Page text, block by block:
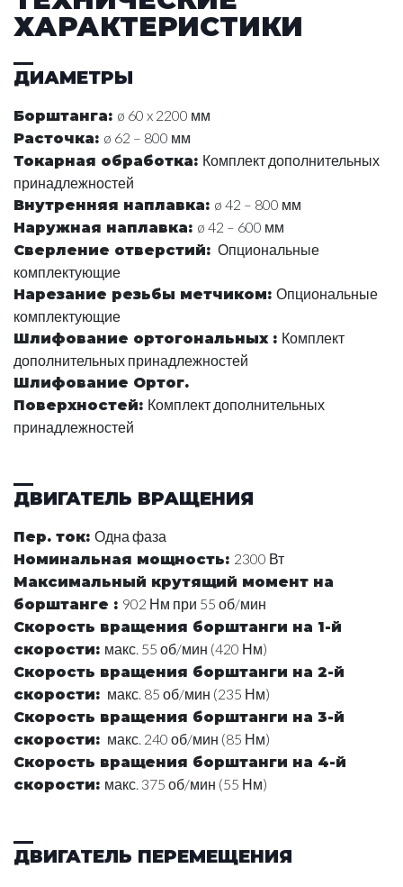
ХАРАКТЕРИСТИКИ
ДИАМЕТРЫ
Борштанга: ø 60 x 2200 мм
Расточка: ø 62 – 800 мм
Токарная обработка: Комплект дополнительных
принадлежностей
Внутренняя наплавка: ø 42 – 800 мм
Наружная наплавка: ø 42 – 600 мм
Сверление отверстий: Опциональные
комплектующие
Нарезание резьбы метчиком: Опциональные
комплектующие
Шлифование ортогональных : Комплект
дополнительных принадлежностей
Шлифование Ортог.
Поверхностей: Комплект дополнительных
принадлежностей
ДВИГАТЕЛЬ ВРАЩЕНИЯ
Пер. ток: Одна фаза
Номинальная мощность: 2300 Вт
Максимальный крутящий момент на
борштанге : 902 Нм при 55 об/мин
Скорость вращения борштанги на 1-й
скорости: макс. 55 об/мин (420 Нм)
Скорость вращения борштанги на 2-й
скорости: макс. 85 об/мин (235 Нм)
Скорость вращения борштанги на 3-й
скорости: макс. 240 об/мин (85 Нм)
Скорость вращения борштанги на 4-й
скорости: макс. 375 об/мин (55 Нм)
ДВИГАТЕЛЬ ПЕРЕМЕЩЕНИЯ